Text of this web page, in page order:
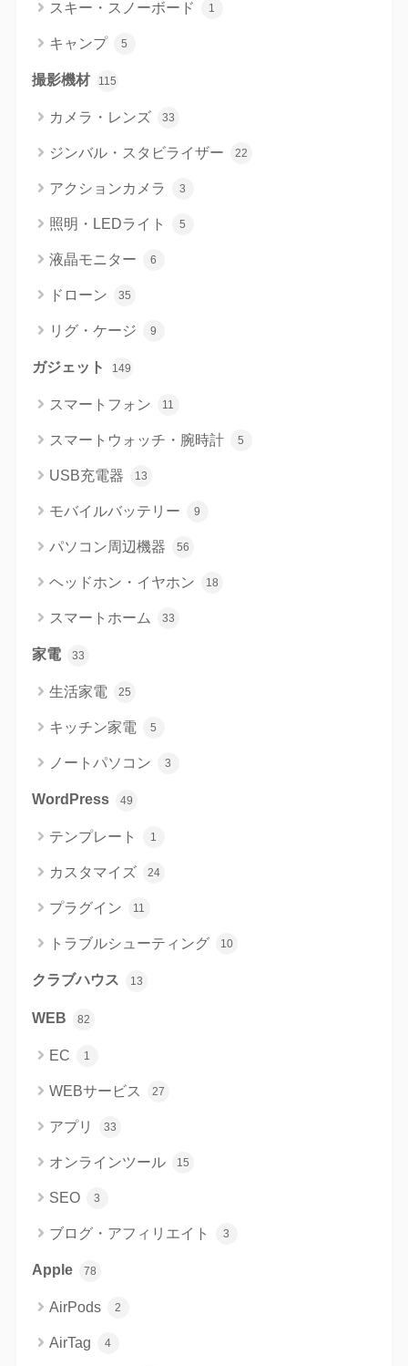
スキー・スノーボード 1
キャンプ 5
撮影機材 115
カメラ・レンズ 33
ジンバル・スタビライザー 22
アクションカメラ 3
照明・LEDライト 5
液晶モニター 6
ドローン 35
リグ・ケージ 9
ガジェット 149
スマートフォン 11
スマートウォッチ・腕時計 5
USB充電器 13
モバイルバッテリー 9
パソコン周辺機器 56
ヘッドホン・イヤホン 18
スマートホーム 33
家電 33
生活家電 25
キッチン家電 5
ノートパソコン 3
WordPress 49
テンプレート 1
カスタマイズ 24
プラグイン 11
トラブルシューティング 10
クラブハウス 13
WEB 82
EC 1
WEBサービス 27
アプリ 33
オンラインツール 15
SEO 3
ブログ・アフィリエイト 3
Apple 78
AirPods 2
AirTag 4